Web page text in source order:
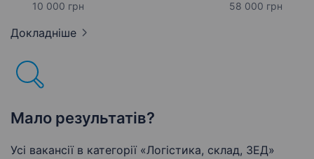
10 000 грн 58 000 грн
Докладніше
Мало результатів?
Усі вакансії в категорії «Логістика, склад, ЗЕД»